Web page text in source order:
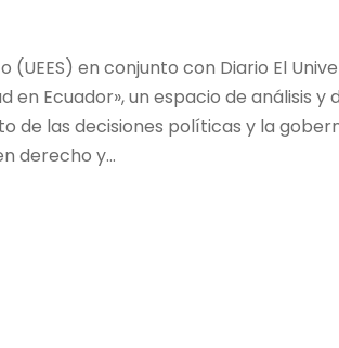
(UEES) en conjunto con Diario El
en Ecuador», un espacio de análisis
de las decisiones políticas y la
derecho y...